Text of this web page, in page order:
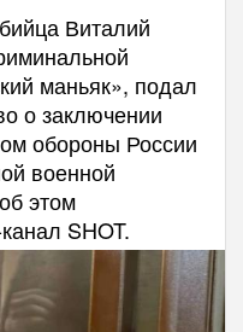
Виталий
маньяк», подал
о заключении
обороны России
военной
этом
SHOT.